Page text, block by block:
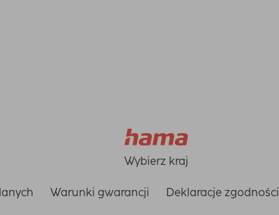
Wybierz kraj
Warunki gwarancji Deklaracje zgodności